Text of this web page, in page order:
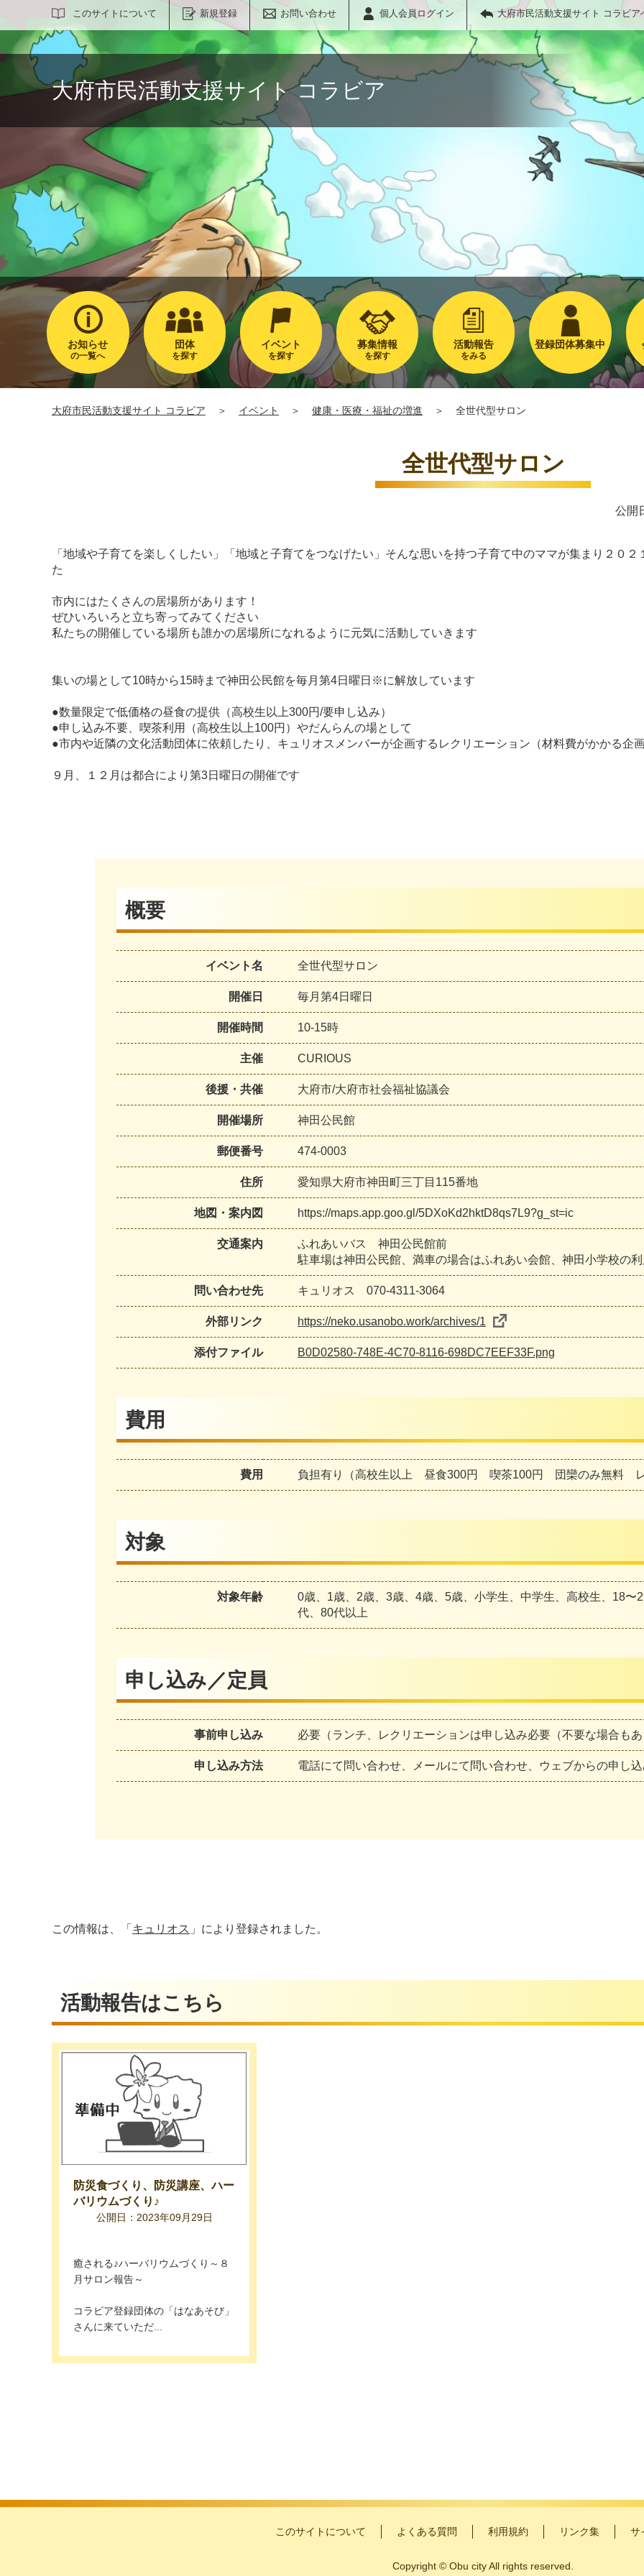
このサイトについて 新規登録 お問い合わせ 個人会員ログイン 大府市民活動支援サイト コラビア
サイト内検索
大府市民活動支援サイト コラビア
お知らせ
の一覧へ
団体
を探す
イベント
を探す
募集情報
を探す
活動報告
をみる
登録団体募集中
大府市民活動支援サイト コラビア ＞ イベント ＞ 健康・医療・福祉の増進 ＞ 全世代型サロン
全世代型サロン
公開
「地域や子育てを楽しくしたい」「地域と子育てをつなげたい」そんな思いを持つ子育て中のママが集まり２０
た
市内にはたくさんの居場所があります！
ぜひいろいろと立ち寄ってみてください
私たちの開催している場所も誰かの居場所になれるように元気に活動していきます
集いの場として10時から15時まで神田公民館を毎月第4日曜日※に解放しています
●数量限定で低価格の昼食の提供（高校生以上300円/要申し込み）
●申し込み不要、喫茶利用（高校生以上100円）やだんらんの場として
●市内や近隣の文化活動団体に依頼したり、キュリオスメンバーが企画するレクリエーション（材料費がかかる企
９月、１２月は都合により第3日曜日の開催です
概要
イベント名 全世代型サロン
開催日 毎月第4日曜日
開催時間 10-15時
主催 CURIOUS
後援・共催 大府市/大府市社会福祉協議会
開催場所 神田公民館
郵便番号 474-0003
住所 愛知県大府市神田町三丁目115番地
地図・案内図 https://maps.app.goo.gl/5DXoKd2hktD8qs7L9?g_st=ic
交通案内
ふれあいバス 神田公民館前
駐車場は神田公民館、満車の場合はふれあい会館、神田小学校の
問い合わせ先 キュリオス 070-4311-3064
外部リンク https://neko.usanobo.work/archives/1
添付ファイル B0D02580-748E-4C70-8116-698DC7EEF33F.png
費用
費用 負担有り（高校生以上 昼食300円 喫茶100円 団欒のみ無料 レ
対象
対象年齢
0歳、1歳、2歳、3歳、4歳、5歳、小学生、中学生、高校生、18〜
代、80代以上
申し込み／定員
事前申し込み 必要（ランチ、レクリエーションは申し込み必要（不要な場合も
申し込み方法 電話にて問い合わせ、メールにて問い合わせ、ウェブからの申し
この情報は、「 キュリオス 」により登録されました。
活動報告はこちら
防災食づくり、防災講座、ハー
バリウムづくり♪
公開日：2023年09月29日
癒される♪ハーバリウムづくり～８
月サロン報告～
コラビア登録団体の「はなあそび」
さんに来ていただ...
このサイトについて よくある質問 利用規約 リンク集 サ
Copyright © Obu city All rights reserved.